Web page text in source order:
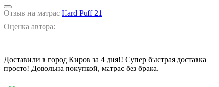
Отзыв на матрас Hard Puff 21
Оценка автора:
Доставили в город Киров за 4 дня!! Супер быстрая доставка
просто! Довольна покупкой, матрас без брака.